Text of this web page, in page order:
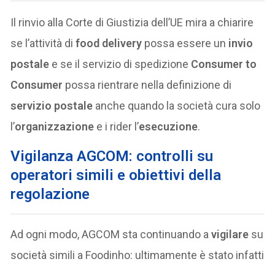
Il rinvio alla Corte di Giustizia dell’UE mira a chiarire
se l’attività difood delivery possa essere un invio
postale e se il servizio di spedizione Consumer to
Consumer possa rientrare nella definizione di
servizio postale anche quando la società cura solo
l’organizzazione e i rider l’esecuzione.
Vigilanza AGCOM: controlli su
operatori simili e obiettivi della
regolazione
Ad ogni modo, AGCOM sta continuando avigilare su
società simili a Foodinho: ultimamente è stato infatti